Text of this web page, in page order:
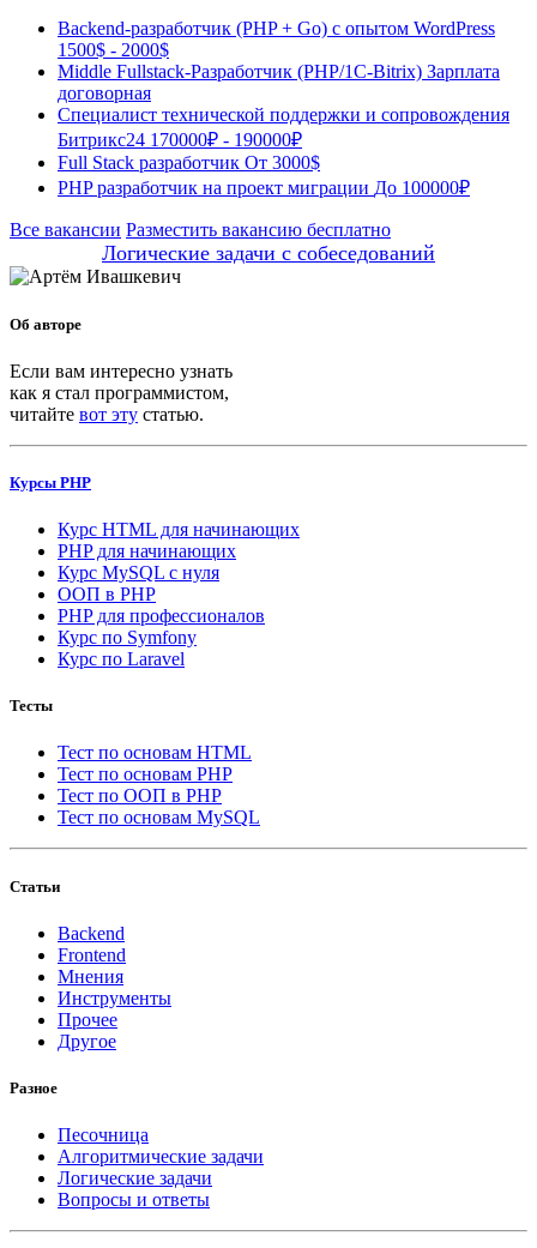
Backend-разработчик (PHP + Go) с опытом WordPress
1500$ - 2000$
Middle Fullstack-Разработчик (PHP/1С-Bitrix) Зарплата
договорная
Специалист технической поддержки и сопровождения
Битрикс24 170000₽ - 190000₽
Full Stack разработчик От 3000$
PHP разработчик на проект миграции До 100000₽
Все вакансии Разместить вакансию бесплатно
Логические задачи с собеседований
Об авторе
Если вам интересно узнать
как я стал программистом,
читайте вот эту статью.
Курсы PHP
Курс HTML для начинающих
PHP для начинающих
Курс MySQL с нуля
ООП в PHP
PHP для профессионалов
Курс по Symfony
Курс по Laravel
Тесты
Тест по основам HTML
Тест по основам PHP
Тест по ООП в PHP
Тест по основам MySQL
Статьи
Backend
Frontend
Мнения
Инструменты
Прочее
Другое
Разное
Песочница
Алгоритмические задачи
Логические задачи
Вопросы и ответы